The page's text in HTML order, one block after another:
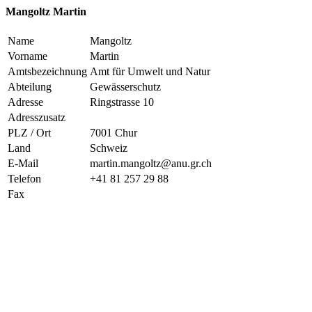
Mangoltz Martin
Name
Mangoltz
Vorname
Martin
Amtsbezeichnung Amt für Umwelt und Natur
Abteilung
Gewässerschutz
Adresse
Ringstrasse 10
Adresszusatz
PLZ / Ort
7001 Chur
Land
Schweiz
E-Mail
martin.mangoltz@anu.gr.ch
Telefon
+41 81 257 29 88
Fax